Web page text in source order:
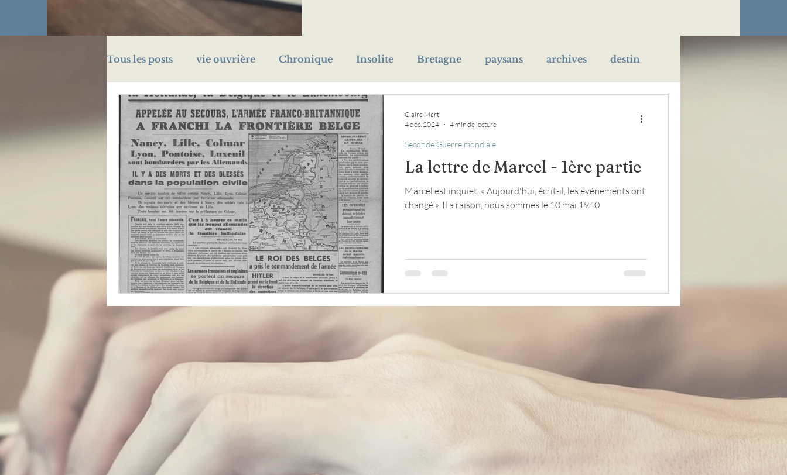
Tous les posts vie ouvrière Chronique Insolite Bretagne paysans archives destin
challenge A/Z énigme prénom Première Guerre mondiale
prison Légion d'honneur orphelin livre
catastrophe presse loup religion Seconde Guerre mondiale Lettres évacués
réfugiés Archive insolite maréchaussée
La lettre de Marcel - 1ère partie
Marcel est inquiet. « Aujourd'hui, écrit-il, les événements ont
changé ». Il a raison, nous sommes le 10 mai 1940
Seconde Guerre mondiale
Claire Marti
4 déc. 2024
4 min de lecture